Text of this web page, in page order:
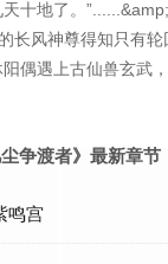
十地了。
风神尊得知只有
偶遇上古仙兽玄武
尘争渡者》最新章节
鸣宫